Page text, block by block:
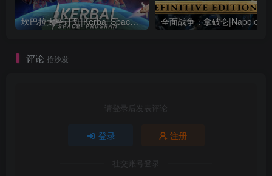
坎巴拉太空计划|Kerbal Space Program|1.12.5.3190|整合全DLC
评论 抢沙发
请登录后发表评论
登录 注册
社交账号登录